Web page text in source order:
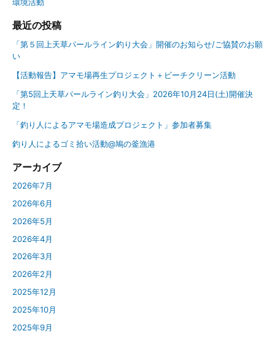
最近の投稿
「第５回上天草パールライン釣り大会」開催のお知らせ/ご協賛のお願
い
【活動報告】アマモ場再生プロジェクト＋ビーチクリーン活動
「第5回上天草パールライン釣り大会」2026年10月24日(土)開催決
定！
「釣り人によるアマモ場造成プロジェクト」参加者募集
釣り人によるゴミ拾い活動@鳩の釜漁港
アーカイブ
2026年7月
2026年6月
2026年5月
2026年4月
2026年3月
2026年2月
2025年12月
2025年10月
2025年9月